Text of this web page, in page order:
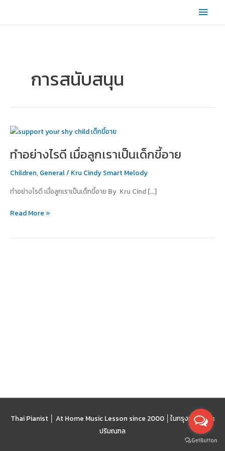
content
Main
การสนับสนุน
ทำอย่างไรดี เมื่อลูกเราเป็นเด็กขี้อาย
Children, General/ Kru Cindy Smart Melody
ทำอย่างไรดี เมื่อลูกเราเป็นเด็กขี้อาย By Kru Cind […]
ทำ
ดี
ลูก
เป็น
ขี้
Read More »
Thai Pianist │ At Home Music Lesson since 2000 │ ในกรุงเทพฯ และ
ปริมณฑล